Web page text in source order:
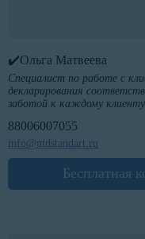
✔️Ольга Матвеева
Специалист по работе с
декларирования
заботой к каждому клиенту.
88006007055
info@ntdstandart.ru
Бесплатная